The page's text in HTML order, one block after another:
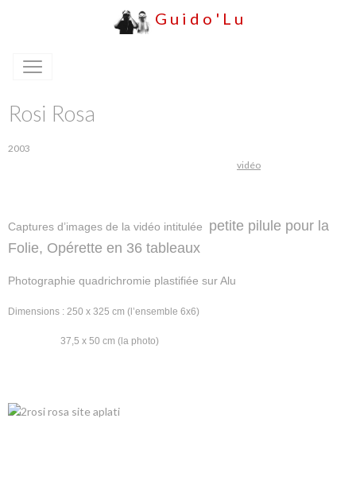
G u i d o ' L u
Rosi Rosa
2003
vidéo
Captures d’images de la vidéo intitulée petite pilule pour la
Folie, Opérette en 36 tableaux
Photographie quadrichromie plastifiée sur Alu
Dimensions : 250 x 325 cm (l’ensemble 6x6)
37,5 x 50 cm (la photo)